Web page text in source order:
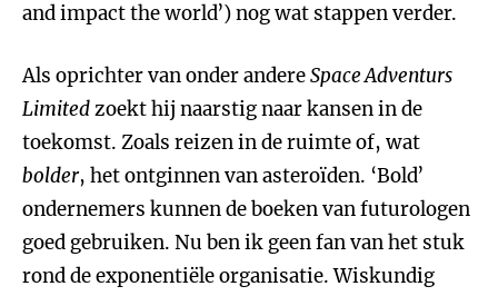
and impact the world’) nog wat stappen verder.
Als oprichter van onder andereSpace Adventurs
Limitedzoekt hij naarstig naar kansen in de
toekomst. Zoals reizen in de ruimte of, wat
bolder, het ontginnen van asteroïden. ‘Bold’
ondernemers kunnen de boeken van futurologen
goed gebruiken. Nu ben ik geen fan van het stuk
rond de exponentiële organisatie. Wiskundig